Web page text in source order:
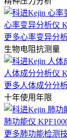
心率变异分析仪
更多心率变异分
生物电阻抗测量
人体成分分析仪
更多人体成分分
十年使用年限
肺功能仪
更多肺功能检测